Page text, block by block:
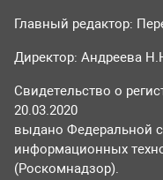
Главный редактор:
Директор: Андреева
Свидетельство о
20.03.2020
выдано Федеральной
информационных
(Роскомнадзор).